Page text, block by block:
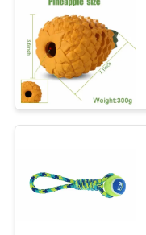
ONS
OM
Nylon